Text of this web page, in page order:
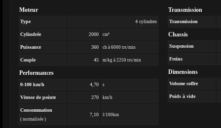
Moteur
Type 4 cylindres
Cylindrée 2000 cm³
Puissance 360 ch à 6000 trs/min
Couple 45 m/kg à 2250 trs/min
Performances
0-100 km/h 4,70 s
Vitesse de pointe 270 km/h
Consommation
( normalisée )
7,10 l/100km
Transmission
Transmission
Chassis
Suspension
Freins
Dimensions
Volume coffre
Poids à vide